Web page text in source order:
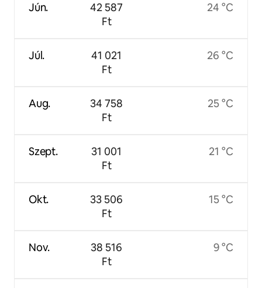
Jún.
Júl.
Aug.
Szept.
Okt.
Nov.
42 587
Ft
41 021
Ft
34 758
Ft
31 001
Ft
33 506
Ft
38 516
Ft
24 °C
26 °C
25 °C
21 °C
15 °C
9 °C